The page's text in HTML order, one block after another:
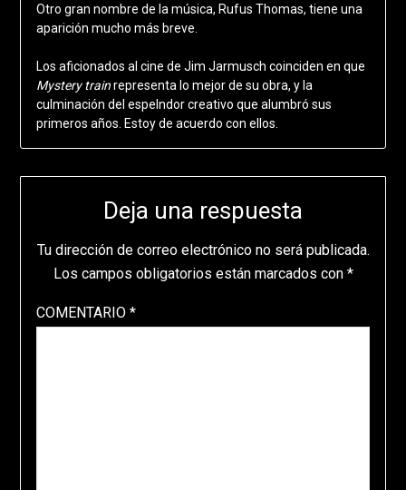
Otro gran nombre de la música, Rufus Thomas, tiene una
aparición mucho más breve.
Los aficionados al cine de Jim Jarmusch coinciden en que
Mystery trainrepresenta lo mejor de su obra, y la
culminación del espelndor creativo que alumbró sus
primeros años. Estoy de acuerdo con ellos.
Deja una respuesta
Tu dirección de correo electrónico no será publicada.
Los campos obligatorios están marcados con *
COMENTARIO *